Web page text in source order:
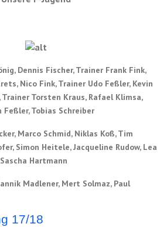
Dennis Fischer, Trainer Frank Fink,
Nico Fink, Trainer Udo Feßler, Kevin
Torsten Kraus, Rafael Klimsa,
Tobias Schreiber
Marco Schmid, Niklas Koß, Tim
Simon Heitele, Jacqueline Rudow, Lea
Hartmann
Madlener, Mert Solmaz, Paul
17/18